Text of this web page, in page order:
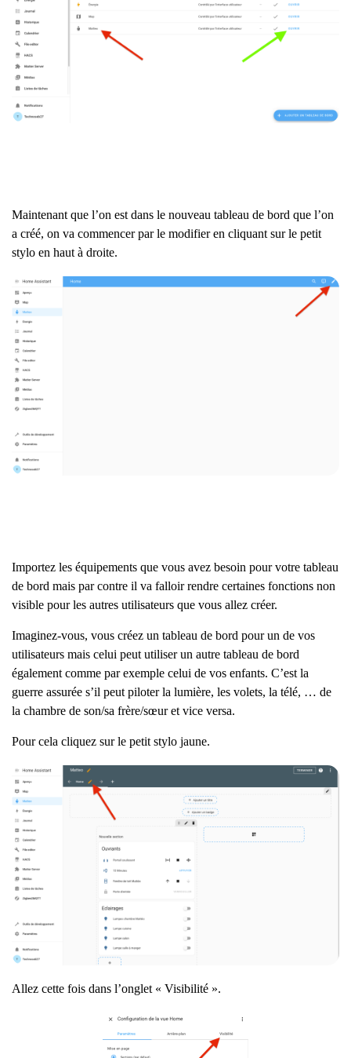
Maintenant que l’on est dans le nouveau tableau de bord que l’on
a créé, on va commencer par le modifier en cliquant sur le petit
stylo en haut à droite.
Importez les équipements que vous avez besoin pour votre tableau
de bord mais par contre il va falloir rendre certaines fonctions non
visible pour les autres utilisateurs que vous allez créer.
Imaginez-vous, vous créez un tableau de bord pour un de vos
utilisateurs mais celui peut utiliser un autre tableau de bord
également comme par exemple celui de vos enfants. C’est la
guerre assurée s’il peut piloter la lumière, les volets, la télé, … de
la chambre de son/sa frère/sœur et vice versa.
Pour cela cliquez sur le petit stylo jaune.
Allez cette fois dans l’onglet « Visibilité ».